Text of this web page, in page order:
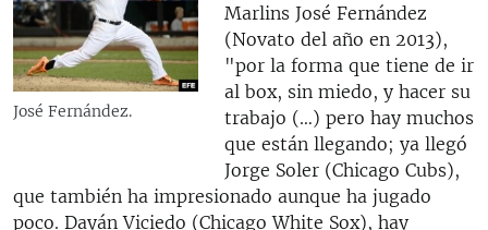
José Fernández.
Marlins José Fernández
(Novato del año en 2013),
"por la forma que tiene de ir
al box, sin miedo, y hacer su
trabajo (…) pero hay muchos
que están llegando; ya llegó
Jorge Soler (Chicago Cubs),
que también ha impresionado aunque ha jugado
poco. Dayán Viciedo (Chicago White Sox), hay